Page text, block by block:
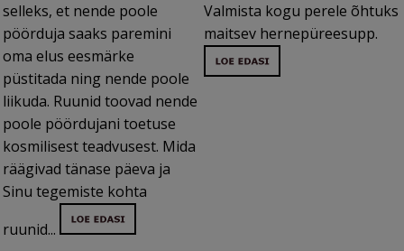
selleks, et nende poole
pöörduja saaks paremini
oma elus eesmärke
püstitada ning nende poole
liikuda. Ruunid toovad nende
poole pöördujani toetuse
kosmilisest teadvusest. Mida
räägivad tänase päeva ja
Sinu tegemiste kohta
ruunid...
Valmista kogu perele õhtuks
maitsev hernepüreesupp.